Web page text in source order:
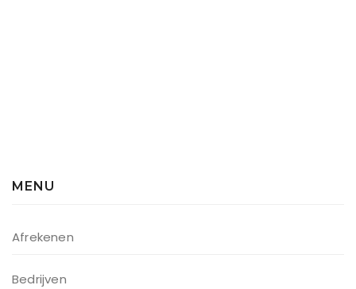
MENU
Afrekenen
Bedrijven